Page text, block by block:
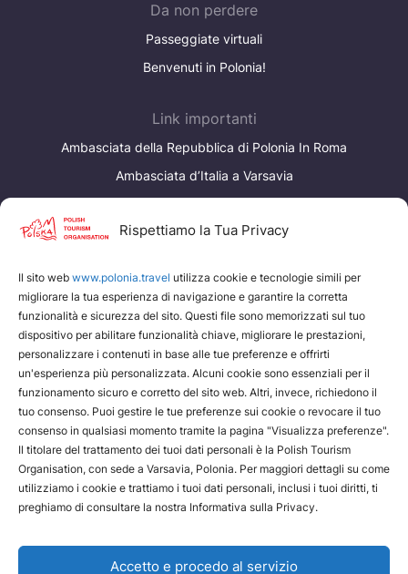
Rispettiamo la Tua Privacy
Il sito web www.polonia.travel utilizza cookie e tecnologie simili per
migliorare la tua esperienza di navigazione e garantire la corretta
funzionalità e sicurezza del sito. Questi file sono memorizzati sul tuo
dispositivo per abilitare funzionalità chiave, migliorare le prestazioni,
personalizzare i contenuti in base alle tue preferenze e offrirti
un'esperienza più personalizzata. Alcuni cookie sono essenziali per il
funzionamento sicuro e corretto del sito web. Altri, invece, richiedono il
tuo consenso. Puoi gestire le tue preferenze sui cookie o revocare il tuo
consenso in qualsiasi momento tramite la pagina "Visualizza preferenze".
Il titolare del trattamento dei tuoi dati personali è la Polish Tourism
Organisation, con sede a Varsavia, Polonia. Per maggiori dettagli su come
utilizziamo i cookie e trattiamo i tuoi dati personali, inclusi i tuoi diritti, ti
preghiamo di consultare la nostra Informativa sulla Privacy.
Accetto e procedo al servizio
Da non perdere
Passeggiate virtuali
Benvenuti in Polonia!
Link importanti
Ambasciata della Repubblica di Polonia In Roma
Ambasciata d’Italia a Varsavia
I nostri servizi
Polish Tourism Organisation